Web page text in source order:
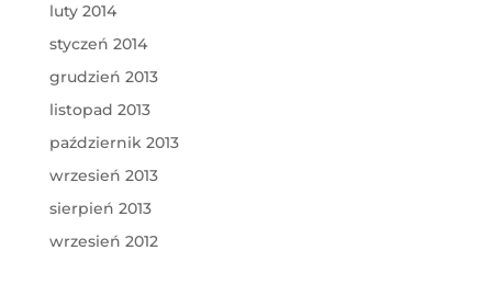
luty 2014
styczeń 2014
grudzień 2013
listopad 2013
październik 2013
wrzesień 2013
sierpień 2013
wrzesień 2012